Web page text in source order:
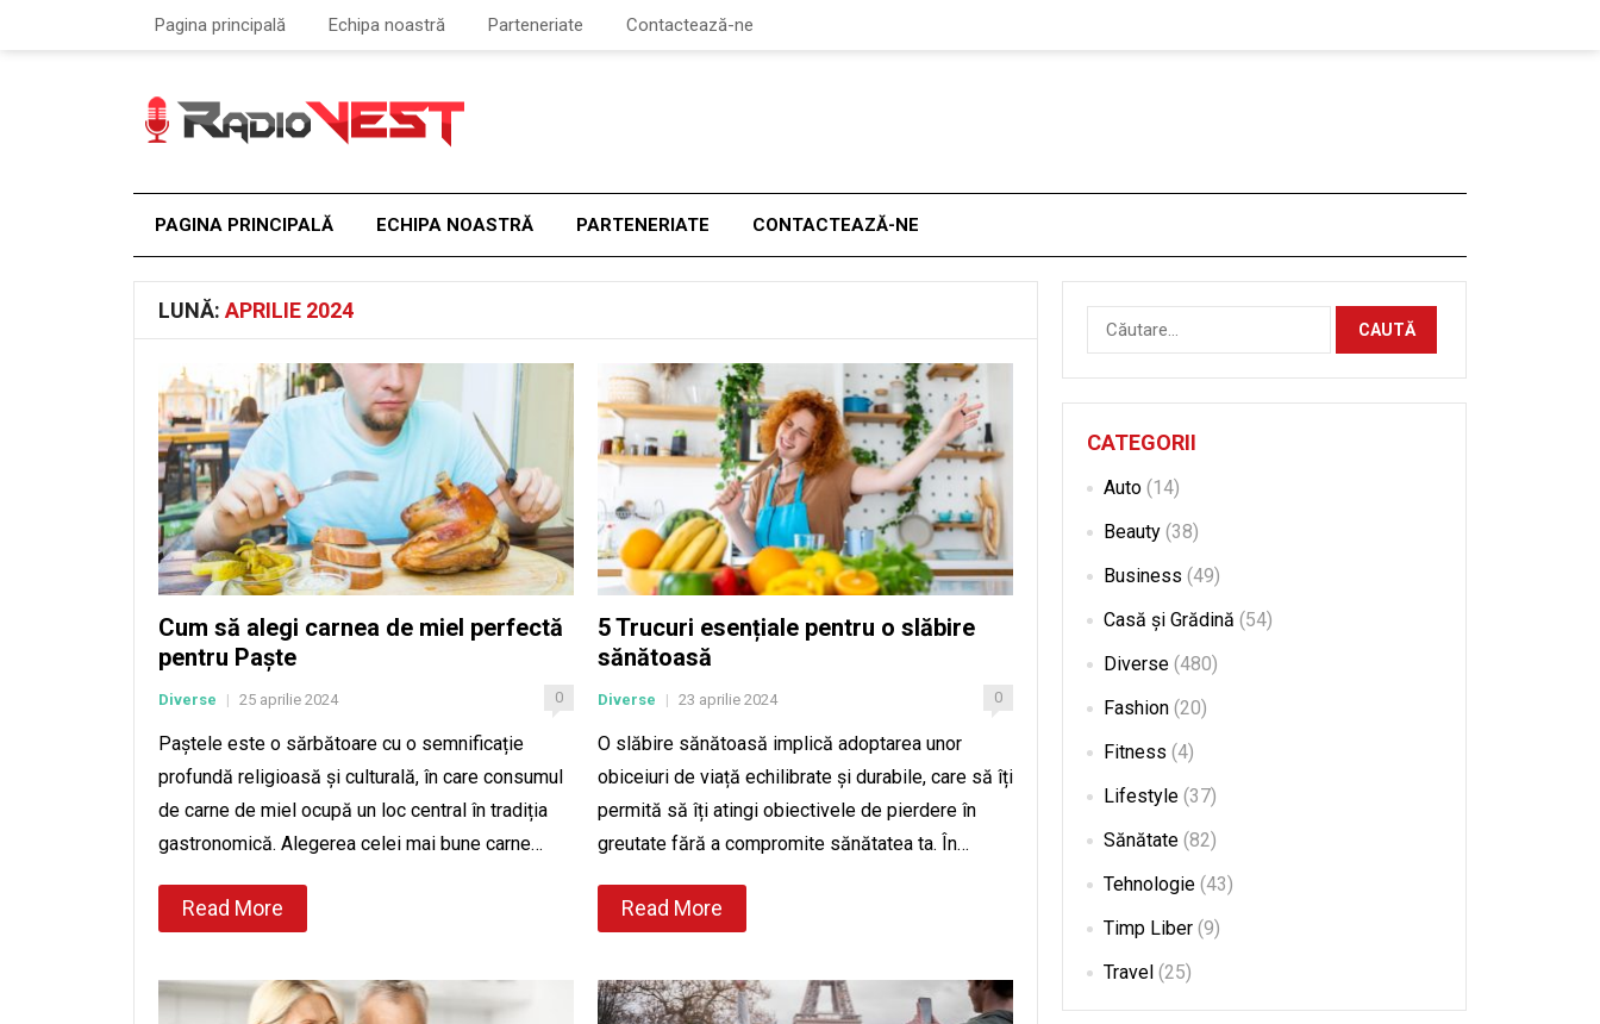
Pagina principală Echipa noastră Parteneriate Contactează-ne
PAGINA PRINCIPALĂ ECHIPA NOASTRĂ PARTENERIATE CONTACTEAZĂ-NE
LUNĂ: APRILIE 2024
Cum să alegi carnea de miel perfectă
pentru Paște
Diverse 25 aprilie 2024 0
Paștele este o sărbătoare cu o semnificație
profundă religioasă și culturală, în care consumul
de carne de miel ocupă un loc central în tradiția
gastronomică. Alegerea celei mai bune carne…
Read More
5 Trucuri esențiale pentru o slăbire
sănătoasă
Diverse 23 aprilie 2024 0
O slăbire sănătoasă implică adoptarea unor
obiceiuri de viață echilibrate și durabile, care să îți
permită să îți atingi obiectivele de pierdere în
greutate fără a compromite sănătatea ta. În…
Read More
Caută
după:
CATEGORII
Auto (14)
Beauty (38)
Business (49)
Casă și Grădină (54)
Diverse (480)
Fashion (20)
Fitness (4)
Lifestyle (37)
Sănătate (82)
Tehnologie (43)
Timp Liber (9)
Travel (25)